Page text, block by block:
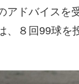
アドバイスを
、８回99球を